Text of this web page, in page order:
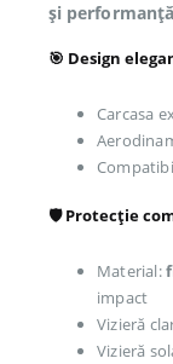
și performanță
🎯 Design
Carcasa
🛡️ Protecție
Material:
impact
Vizieră
Vizieră